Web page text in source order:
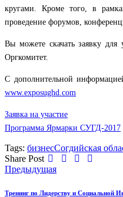
кругами. Кроме того, в
проведение форумов,
Вы можете скачать заявку
Оргкомитет.
С дополнительной
www.exposughd.com
Заявка на участие
Программа Ярмарки СУГД-2017
Tags: бизнесСогдийская
Share Post
Навигация
по
Предыдущая
Тренинг по Лидерству и Социальной